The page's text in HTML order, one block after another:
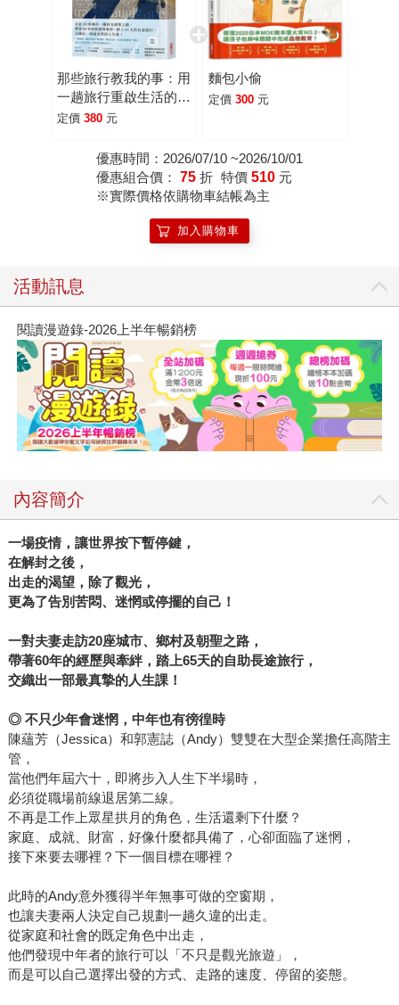
那些旅行教我的事：用
一趟旅行重啟生活的初
心，我們終將在路上，
定價 380 元
麵包小偷
定價 300 元
優惠時間：2026/07/10 ~2026/10/01
優惠組合價： 75 折 特價 510 元
※實際價格依購物車結帳為主
加入購物車
活動訊息
閱讀漫遊錄-2026上半年暢銷榜
內容簡介
一場疫情，讓世界按下暫停鍵，
在解封之後，
出走的渴望，除了觀光，
更為了告別苦悶、迷惘或停擺的自己！
一對夫妻走訪20座城市、鄉村及朝聖之路，
帶著60年的經歷與牽絆，踏上65天的自助長途旅行，
交織出一部最真摯的人生課！
◎ 不只少年會迷惘，中年也有徬徨時
陳蘊芳（Jessica）和郭憲誌（Andy）雙雙在大型企業擔任高階主
管，
當他們年屆六十，即將步入人生下半場時，
必須從職場前線退居第二線。
不再是工作上眾星拱月的角色，生活還剩下什麼？
家庭、成就、財富，好像什麼都具備了，心卻面臨了迷惘，
接下來要去哪裡？下一個目標在哪裡？
此時的Andy意外獲得半年無事可做的空窗期，
也讓夫妻兩人決定自己規劃一趟久違的出走。
從家庭和社會的既定角色中出走，
他們發現中年者的旅行可以「不只是觀光旅遊」，
而是可以自己選擇出發的方式、走路的速度、停留的姿態。